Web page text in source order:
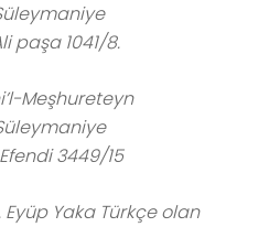
paşa 1041/8.
Meşhureteyn
3449/15
Eyüp Yaka Türkçe olan